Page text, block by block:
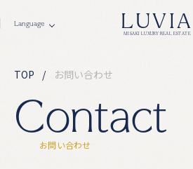
LUVIA
MISAKI LUXURY REAL ESTATE
Contact
お問い合わせ
TOP お問い合わせ